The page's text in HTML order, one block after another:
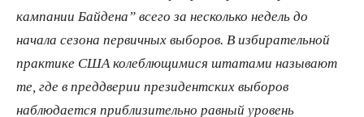
кампании Байдена” всего за несколько недель до
начала сезона первичных выборов. В избирательной
практике США колеблющимися штатами называют
те, где в преддверии президентских выборов
наблюдается приблизительно равный уровень